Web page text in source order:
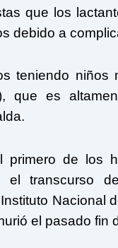
que los
debido a
teniendo
que es
primero de los
el transcurso
Nacional
el pasado fin